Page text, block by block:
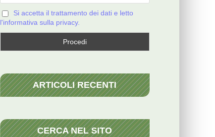
Si accetta il trattamento dei dati e letto
l'informativa sulla privacy.
ARTICOLI RECENTI
CERCA NEL SITO